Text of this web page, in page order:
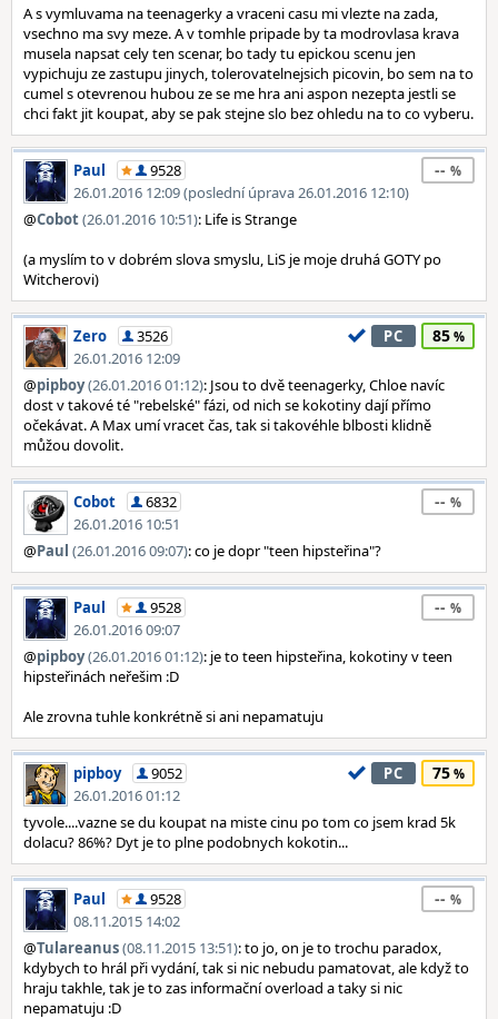
A s vymluvama na teenagerky a vraceni casu mi vlezte na zada,
vsechno ma svy meze. A v tomhle pripade by ta modrovlasa krava
musela napsat cely ten scenar, bo tady tu epickou scenu jen
vypichuju ze zastupu jinych, tolerovatelnejsich picovin, bo sem na to
cumel s otevrenou hubou ze se me hra ani aspon nezepta jestli se
chci fakt jit koupat, aby se pak stejne slo bez ohledu na to co vyberu.
Paul
9528
26.01.2016 12:09 (poslední úprava 26.01.2016 12:10)
--
@Cobot(26.01.2016 10:51): Life is Strange
(a myslím to v dobrém slova smyslu, LiS je moje druhá GOTY po
Witcherovi)
Zero
3526
26.01.2016 12:09
PC 85
@pipboy(26.01.2016 01:12): Jsou to dvě teenagerky, Chloe navíc
dost v takové té "rebelské" fázi, od nich se kokotiny dají přímo
očekávat. A Max umí vracet čas, tak si takovéhle blbosti klidně
můžou dovolit.
Cobot
6832
26.01.2016 10:51
--
@Paul (26.01.2016 09:07): co je dopr "teen hipsteřina"?
Paul
9528
26.01.2016 09:07
--
@pipboy(26.01.2016 01:12): je to teen hipsteřina, kokotiny v teen
hipsteřinách neřešim :D
Ale zrovna tuhle konkrétně si ani nepamatuju
pipboy
9052
26.01.2016 01:12
PC 75
tyvole....vazne se du koupat na miste cinu po tom co jsem krad 5k
dolacu? 86%? Dyt je to plne podobnych kokotin...
Paul
9528
08.11.2015 14:02
--
@Tulareanus(08.11.2015 13:51): to jo, on je to trochu paradox,
kdybych to hrál při vydání, tak si nic nebudu pamatovat, ale když to
hraju takhle, tak je to zas informační overload a taky si nic
nepamatuju :D